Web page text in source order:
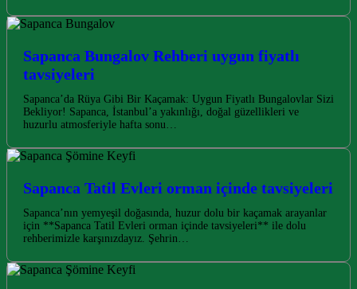
Sapanca Bungalov Rehberi uygun fiyatlı
tavsiyeleri
Sapanca’da Rüya Gibi Bir Kaçamak: Uygun Fiyatlı Bungalovlar Sizi
Bekliyor! Sapanca, İstanbul’a yakınlığı, doğal güzellikleri ve
huzurlu atmosferiyle hafta sonu…
Sapanca Tatil Evleri orman içinde tavsiyeleri
Sapanca’nın yemyeşil doğasında, huzur dolu bir kaçamak arayanlar
için **Sapanca Tatil Evleri orman içinde tavsiyeleri** ile dolu
rehberimizle karşınızdayız. Şehrin…